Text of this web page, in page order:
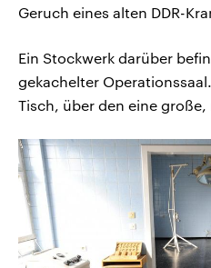
Geruch eines alten DDR-
Ein Stockwerk darüber
gekachelter
Tisch, über den eine